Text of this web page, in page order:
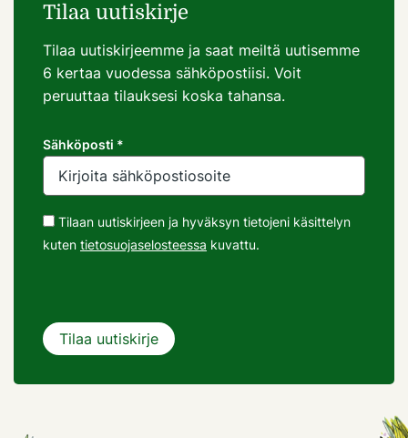
Tilaa uutiskirje
Tilaa uutiskirjeemme ja saat meiltä uutisemme
6 kertaa vuodessa sähköpostiisi. Voit
peruuttaa tilauksesi koska tahansa.
Sähköposti *
Tilaan uutiskirjeen ja hyväksyn tietojeni käsittelyn
kuten tietosuojaselosteessa kuvattu.